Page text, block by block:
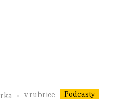
v rubrice Podcasty